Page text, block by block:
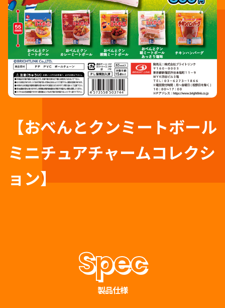
【おべんとクンミートボール
ミニチュアチャームコレクシ
ョン】
製品仕様